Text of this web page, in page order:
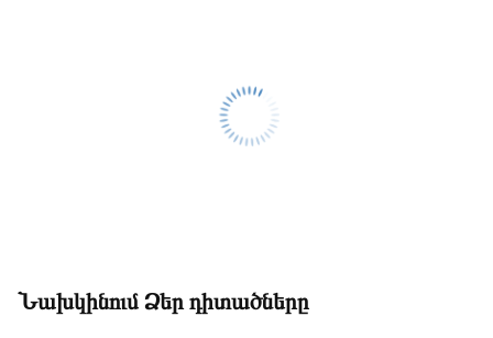
Նախկինում Ձեր դիտածները